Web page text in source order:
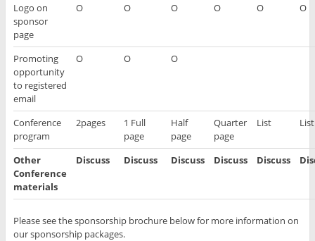
Logo on
sponsor
page
O O O O O O
Promoting
opportunity
to registered
email
O O O
Conference
program
2pages
1 Full
page
Half
page
Quarter
page
List List
Other
Conference
materials
Discuss Discuss Discuss Discuss Discuss
Please see the sponsorship brochure below for more information on
our sponsorship packages.